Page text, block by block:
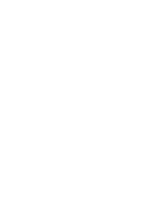
lisätietoja